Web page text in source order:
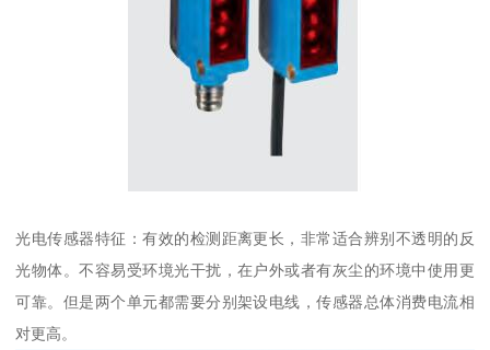
光电传感器特征：有效的检测距离更长，非常适合辨别不透明的反
光物体。不容易受环境光干扰，在户外或者有灰尘的环境中使用更
可靠。但是两个单元都需要分别架设电线，传感器总体消费电流相
对更高。